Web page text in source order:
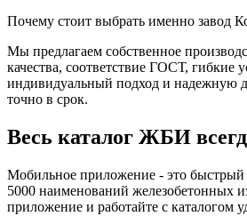
Почему стоит выбрать именно завод
Мы предлагаем собственное
качества, соответствие ГОСТ, гибкие
индивидуальный подход и надежную
точно в срок.
Весь каталог ЖБИ
Мобильное приложение - это быстрый
5000 наименований железобетонных
приложение и работайте с каталогом